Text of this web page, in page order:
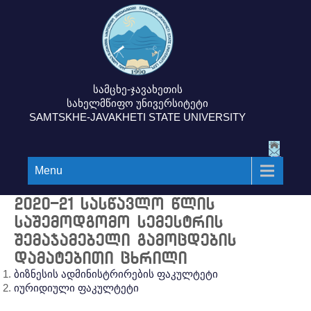
სამცხე-ჯავახეთის
სახელმწიფო უნივერსიტეტი
SAMTSKHE-JAVAKHETI STATE UNIVERSITY
Menu
2020-21 სასწავლო წლის
საშემოდგომო სემესტრის
შემაჯამებელი გამოცდების
დამატებითი ცხრილი
ბიზნესის ადმინისტრირების ფაკულტეტი
იურიდიული ფაკულტეტი